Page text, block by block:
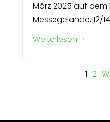
März 2025 auf dem
Messegelände, 12/
Weiterlesen $
1 2